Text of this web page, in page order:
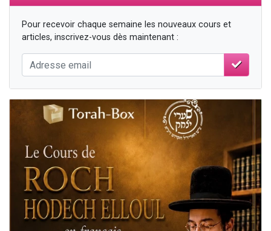
Pour recevoir chaque semaine les nouveaux cours et
articles, inscrivez-vous dès maintenant :